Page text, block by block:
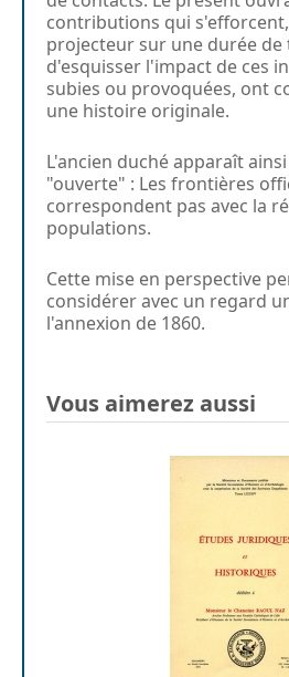
contributions qui
projecteur sur une durée de
d'esquisser l'impact de ces
subies ou provoquées, ont
une histoire originale.
L'ancien duché apparaît
"ouverte" : Les frontières
correspondent pas avec la
populations.
Cette mise en perspective
considérer avec un regard
l'annexion de 1860.
Vous aimerez aussi